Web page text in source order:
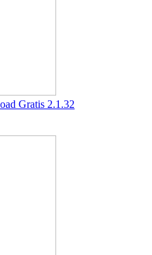
Gratis 2.1.32